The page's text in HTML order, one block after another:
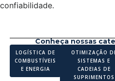
confiabilidade.
Conheça nossas
LOGÍSTICA DE
COMBUSTÍVEIS
E ENERGIA
OTIMIZAÇÃO
SISTEMAS E
CADEIAS DE
SUPRIMENTOS